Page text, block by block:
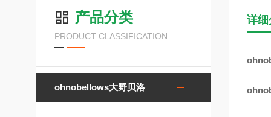
产品分类
PRODUCT CLASSIFICATION
ohnobellows大野贝洛
详细